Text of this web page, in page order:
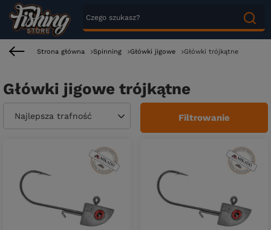
Strona główna Spinning Główki jigowe Główki trójkątne
Główki jigowe trójkątne
Zmień sortowanie
Najlepsza trafność Filtrowanie